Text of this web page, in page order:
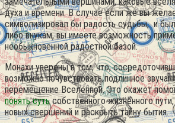
духа и времени. В случае если же вы
символизировал бы радость судьбы, и
либо внукам, вы имеете возможность
необыкновенной радостной базой.
Монахи уверены в том, что,
возможно почувствовать подлинное
перемещение Вселенной. Это окажет
понять сутьсобственного жизненного
новых свершений и раскрыть тайну бытия.